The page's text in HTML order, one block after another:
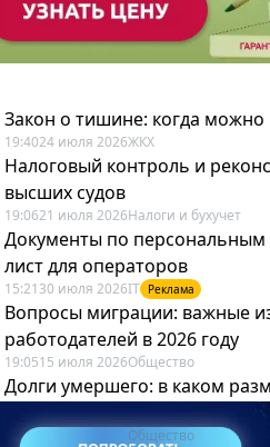
Закон о тишине: когда
19:4024 июля 2026ЖКХ
Налоговый контроль и
высших судов
19:0621 июля 2026Налоги и бухучет
Документы по персональным
лист для операторов
15:21 30 июля 2026IT Реклама
Вопросы миграции: важные
работодателей в 2026 году
19:0515 июля 2026Общество
Долги умершего: в каком
когда их можно не платить
19:43 Общество